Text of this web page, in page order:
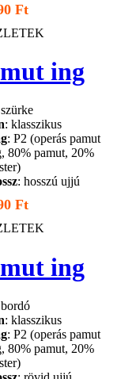
Ft
ing
: klasszikus
: P2 (operás pamut
80% pamut, 20%
: hosszú ujjú
Ft
ing
: klasszikus
: P2 (operás pamut
80% pamut, 20%